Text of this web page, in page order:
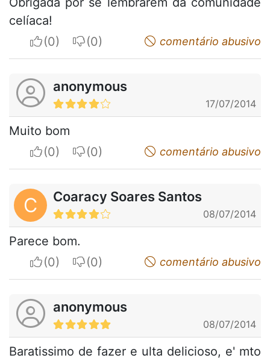
celíaca!
I apreciateI do not appreciatecomentário abusivo
anonymous
17/07/2014
Muito bom
I apreciateI do not appreciatecomentário abusivo
C Coaracy Soares Santos
08/07/2014
Parece bom.
I apreciateI do not appreciatecomentário abusivo
anonymous
08/07/2014
Baratissimo de fazer e ulta delicioso, e' mto